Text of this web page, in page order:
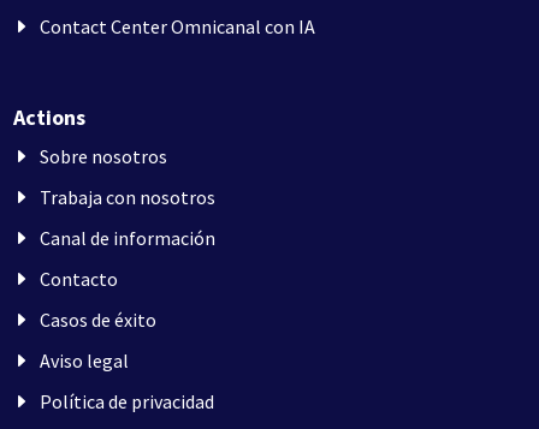
Contact Center Omnicanal con IA
Actions
Sobre nosotros
Trabaja con nosotros
Canal de información
Contacto
Casos de éxito
Aviso legal
Política de privacidad